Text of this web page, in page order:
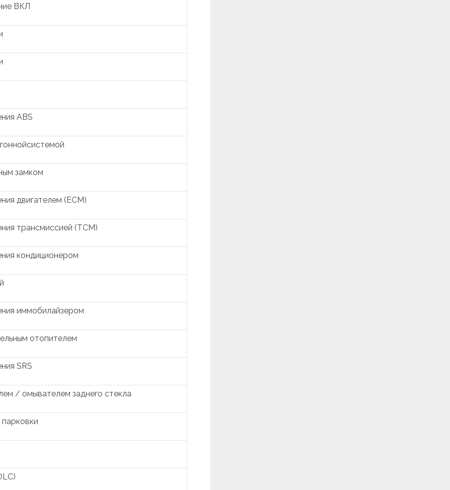
ВКЛ
ABS
замком
двигателем (ECM)
трансмиссией (TCM)
кондиционером
иммобилайзером
отопителем
SRS
/ омывателем заднего стекла